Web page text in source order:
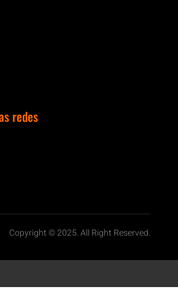
redes
Copyright © 2025. All Right Reserved.